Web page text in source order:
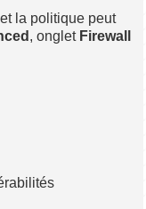
la politique peut
, onglet Firewall